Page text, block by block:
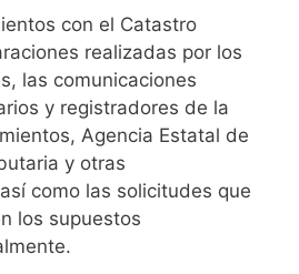
con el Catastro
realizadas por los
las comunicaciones
y registradores de la
Agencia Estatal de
y otras
como las solicitudes que
los supuestos